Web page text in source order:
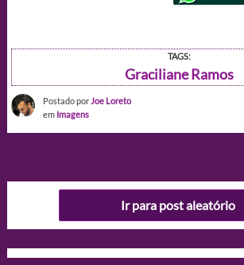
TAGS:
Graciliane Ramos
Postado por Joe Loreto
em Imagens
Ir para post aleatório